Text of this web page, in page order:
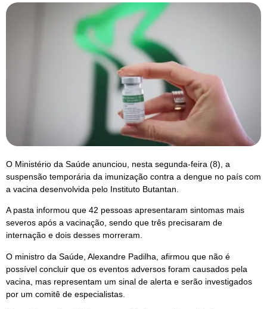
O Ministério da Saúde anunciou, nesta segunda-feira (8), a
suspensão temporária da imunização contra a dengue no país com
a vacina desenvolvida pelo Instituto Butantan.
A pasta informou que 42 pessoas apresentaram sintomas mais
severos após a vacinação, sendo que três precisaram de
internação e dois desses morreram.
O ministro da Saúde, Alexandre Padilha, afirmou que não é
possível concluir que os eventos adversos foram causados pela
vacina, mas representam um sinal de alerta e serão investigados
por um comitê de especialistas.